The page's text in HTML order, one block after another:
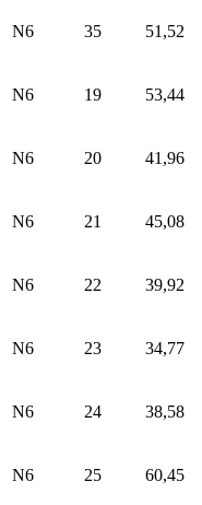
N6 35 51,52
N6 19 53,44
N6 20 41,96
N6 21 45,08
N6 22 39,92
N6 23 34,77
N6 24 38,58
N6 25 60,45